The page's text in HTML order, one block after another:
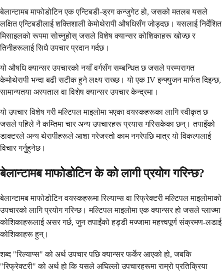
बेलान्टामब माफोडोटिन एक एन्टिबडी-ड्रग कन्जुगेट हो, जसको मतलब यसले
लक्षित एन्टिबडीलाई शक्तिशाली केमोथेरापी औषधिसँग जोड्दछ। यसलाई निर्देशित
मिसाइलको रूपमा सोच्नुहोस् जसले विशेष क्यान्सर कोशिकाहरू खोज्छ र
तिनीहरूलाई सिधै उपचार प्रदान गर्दछ।
यो औषधि क्यान्सर उपचारको नयाँ वर्गसँग सम्बन्धित छ जसले परम्परागत
केमोथेरापी भन्दा बढी सटीक हुने लक्ष्य राख्छ। यो एक IV इन्फ्युजन मार्फत दिइन्छ,
सामान्यतया अस्पताल वा विशेष क्यान्सर उपचार केन्द्रमा।
यो उपचार विशेष गरी मल्टिपल माइलोमा भएका वयस्कहरूका लागि स्वीकृत छ
जसले पहिले नै कम्तिमा चार अन्य उपचारहरू प्रयास गरिसकेका छन्। तपाइँको
डाक्टरले अन्य थेरापीहरूले आशा गरेजस्तो काम नगरेपछि मात्र यो विकल्पलाई
विचार गर्नुहुनेछ।
बेलान्टामब माफोडोटिन के को लागी प्रयोग गरिन्छ?
बेलान्टामब माफोडोटिन वयस्कहरूमा रिल्याप्स वा रिफ्रेक्टरी मल्टिपल माइलोमाको
उपचारको लागि प्रयोग गरिन्छ। मल्टिपल माइलोमा एक क्यान्सर हो जसले प्लाज्मा
कोशिकाहरूलाई असर गर्छ, जुन तपाईंको हड्डी मज्जामा महत्त्वपूर्ण संक्रमण-लडाई
कोशिकाहरू हुन्।
शब्द "रिल्याप्स" को अर्थ उपचार पछि क्यान्सर फर्केर आएको हो, जबकि
"रिफ्रेक्टरी" को अर्थ हो कि यसले अघिल्लो उपचारहरूमा राम्रो प्रतिक्रिया